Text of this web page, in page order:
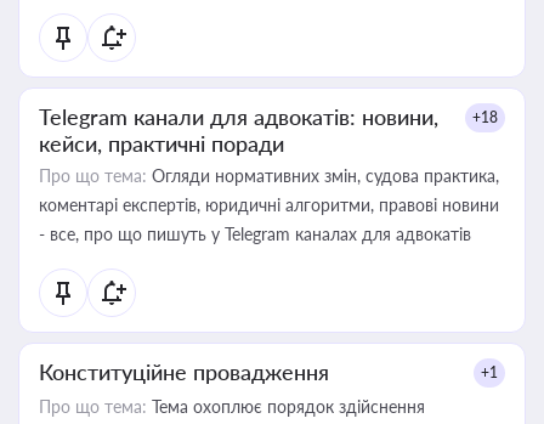
Telegram канали для адвокатів: новини,
кейси, практичні поради
+18
Про що тема: Огляди нормативних змін, судова практика,
коментарі експертів, юридичні алгоритми, правові новини
- все, про що пишуть у Telegram каналах для адвокатів
Конституційне провадження +1
Про що тема: Тема охоплює порядок здійснення